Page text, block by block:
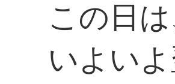
この日
いよい